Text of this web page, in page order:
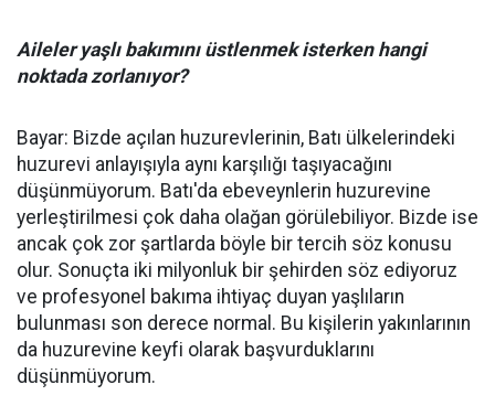
Aileler yaşlı bakımını üstlenmek isterken hangi
noktada zorlanıyor?
Bayar: Bizde açılan huzurevlerinin, Batı ülkelerindeki
huzurevi anlayışıyla aynı karşılığı taşıyacağını
düşünmüyorum. Batı'da ebeveynlerin huzurevine
yerleştirilmesi çok daha olağan görülebiliyor. Bizde ise
ancak çok zor şartlarda böyle bir tercih söz konusu
olur. Sonuçta iki milyonluk bir şehirden söz ediyoruz
ve profesyonel bakıma ihtiyaç duyan yaşlıların
bulunması son derece normal. Bu kişilerin yakınlarının
da huzurevine keyfi olarak başvurduklarını
düşünmüyorum.